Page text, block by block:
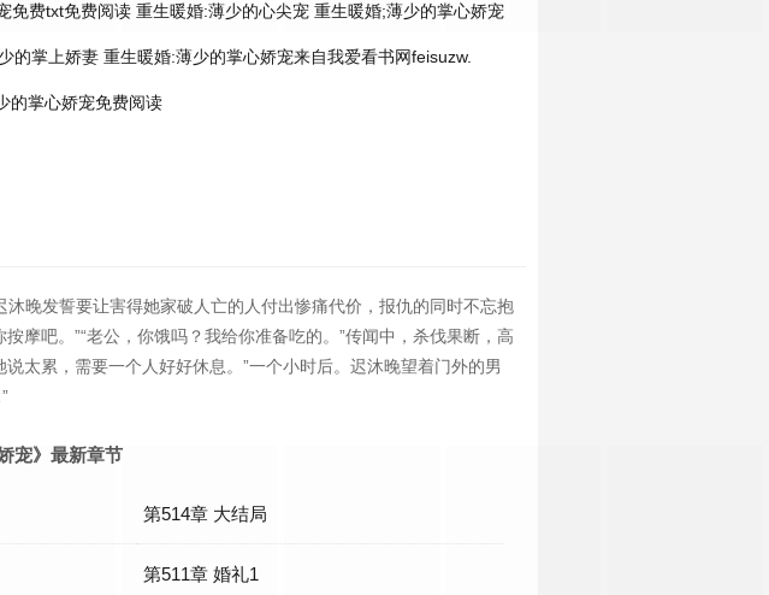
免费txt免费阅读 重生暖婚:薄少的心尖宠 重生暖婚;薄少的掌心娇宠
的掌上娇妻 重生暖婚:薄少的掌心娇宠来自我爱看书网feisuzw.
的掌心娇宠免费阅读
晚发誓要让害得她家破人亡的人付出惨痛代价，报仇的同时不忘抱
摩吧。”“老公，你饿吗？我给你准备吃的。”传闻中，杀伐果断，高
太累，需要一个人好好休息。”一个小时后。迟沐晚望着门外的男
宠》最新章节
第514章 大结局
第511章 婚礼1